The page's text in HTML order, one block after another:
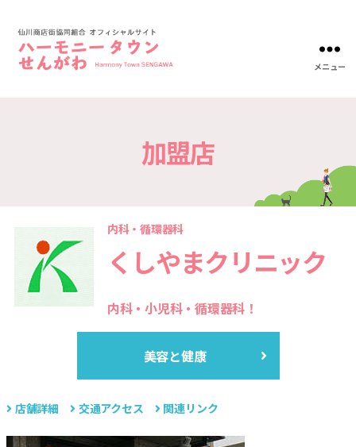
店
街
メニュー
加盟店
内科・循環器科
くしやまクリニック
内科・小児科・循環器科！
美容と健康
店舗詳細 交通アクセス 関連リンク